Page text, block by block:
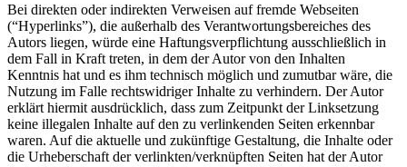
Bei direkten oder indirekten Verweisen auf fremde Webseiten
(“Hyperlinks”), die außerhalb des Verantwortungsbereiches des
Autors liegen, würde eine Haftungsverpflichtung ausschließlich in
dem Fall in Kraft treten, in dem der Autor von den Inhalten
Kenntnis hat und es ihm technisch möglich und zumutbar wäre, die
Nutzung im Falle rechtswidriger Inhalte zu verhindern. Der Autor
erklärt hiermit ausdrücklich, dass zum Zeitpunkt der Linksetzung
keine illegalen Inhalte auf den zu verlinkenden Seiten erkennbar
waren. Auf die aktuelle und zukünftige Gestaltung, die Inhalte oder
die Urheberschaft der verlinkten/verknüpften Seiten hat der Autor